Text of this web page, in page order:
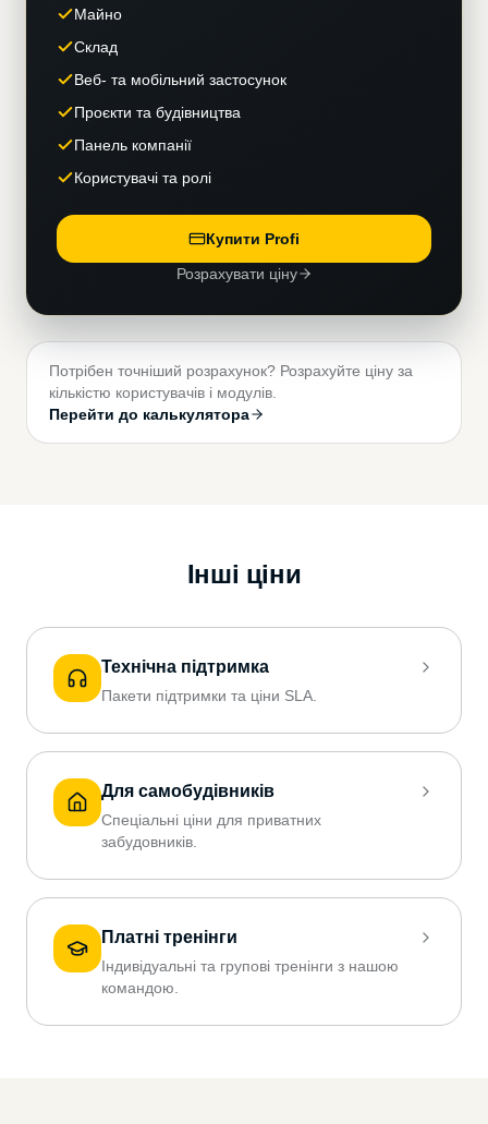
Майно
Склад
Веб- та мобільний застосунок
Проєкти та будівництва
Панель компанії
Користувачі та ролі
Купити Profi
Розрахувати ціну
Потрібен точніший розрахунок? Розрахуйте ціну за
кількістю користувачів і модулів.
Перейти до калькулятора
Інші ціни
Технічна підтримка
Пакети підтримки та ціни SLA.
Для самобудівників
Спеціальні ціни для приватних
забудовників.
Платні тренінги
Індивідуальні та групові тренінги з нашою
командою.